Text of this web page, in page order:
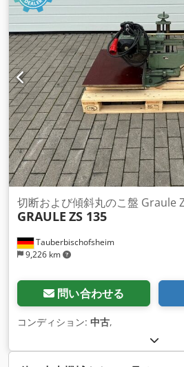
Tauberbischofsheim
9,226 km
切断および傾斜丸のこ盤 Graule
GRAULE ZS 135
問い合わせる
コンディション: 中古,